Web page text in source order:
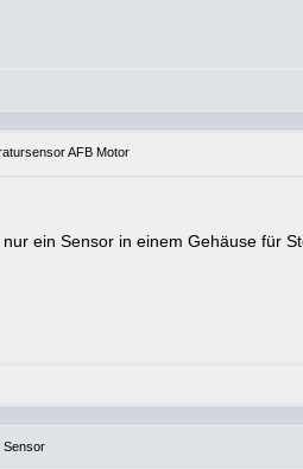
AFB Motor
ein Sensor in einem Gehäuse für
Sensor